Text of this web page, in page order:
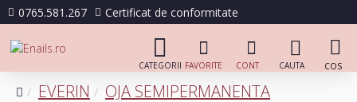
0765.581.267 Certificat de conformitate
EVERIN
OJA SEMIPERMANENTA